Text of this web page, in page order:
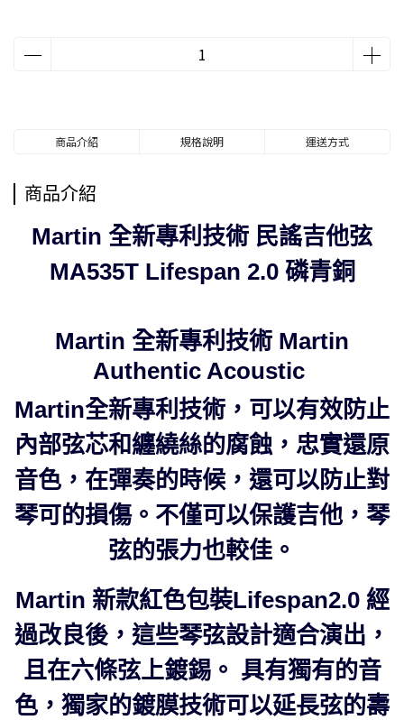
商品介紹 規格說明 運送方式
商品介紹
Martin 全新專利技術 民謠吉他弦
MA535T Lifespan 2.0 磷青銅
Martin 全新專利技術 Martin
Authentic Acoustic
Martin全新專利技術，可以有效防止
內部弦芯和纏繞絲的腐蝕，忠實還原
音色，在彈奏的時候，還可以防止對
琴可的損傷。不僅可以保護吉他，琴
弦的張力也較佳。
Martin 新款紅色包裝Lifespan2.0 經
過改良後，這些琴弦設計適合演出，
且在六條弦上鍍錫。 具有獨有的音
色，獨家的鍍膜技術可以延長弦的壽